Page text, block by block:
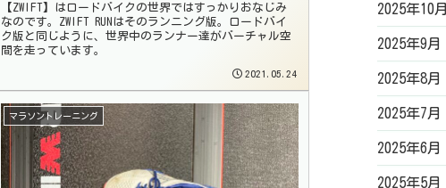
【ZWIFT】はロードバイクの世界ではすっかりおなじみ
なのです。ZWIFT RUNはそのランニング版。ロードバイ
ク版と同じように、世界中のランナー達がバーチャル空
間を走っています。
2021.05.24
マラソントレーニング
2025年10月
2025年9月
2025年8月
2025年7月
2025年6月
2025年5月